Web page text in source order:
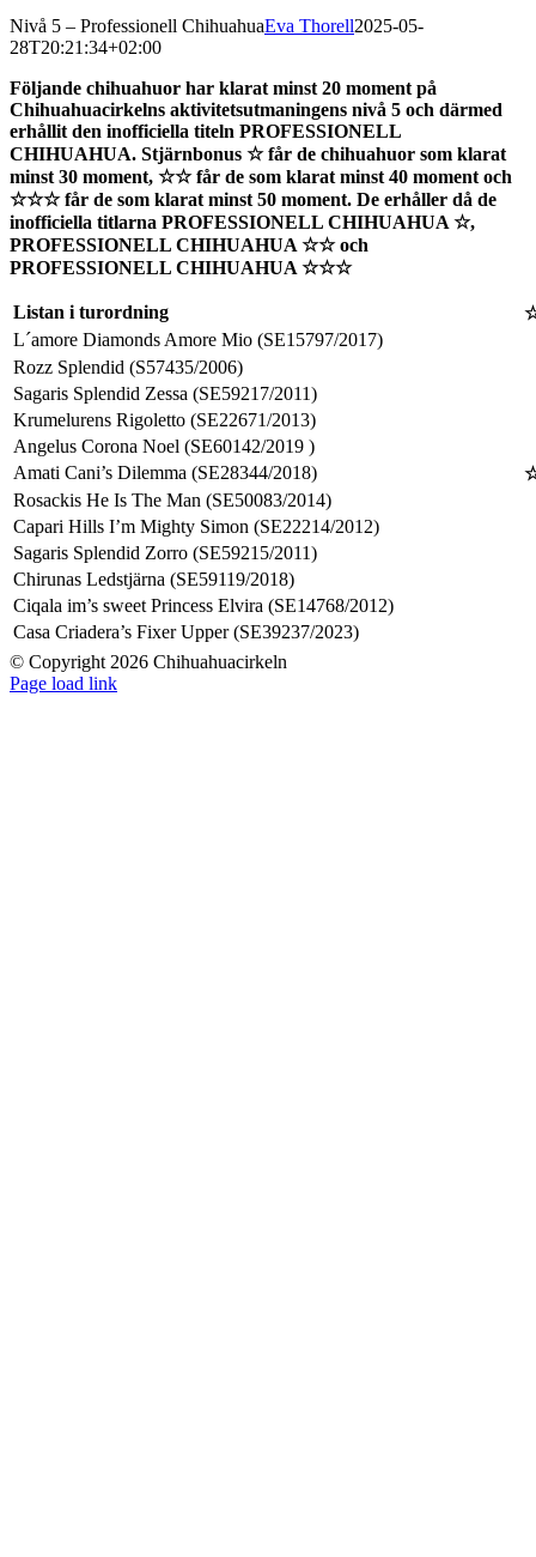
Nivå 5 – Professionell ChihuahuaEva Thorell2025-05-
28T20:21:34+02:00
Följande chihuahuor har klarat minst 20 moment på
Chihuahuacirkelns aktivitetsutmaningens nivå 5 och därmed
erhållit den inofficiella titeln PROFESSIONELL
CHIHUAHUA. Stjärnbonus ☆ får de chihuahuor som klarat
minst 30 moment, ☆☆ får de som klarat minst 40 moment och
☆☆☆ får de som klarat minst 50 moment. De erhåller då de
inofficiella titlarna PROFESSIONELL CHIHUAHUA ☆,
PROFESSIONELL CHIHUAHUA ☆☆ och
PROFESSIONELL CHIHUAHUA ☆☆☆
Listan i turordning
L´amore Diamonds Amore Mio (SE15797/2017)
Rozz Splendid (S57435/2006)
Sagaris Splendid Zessa (SE59217/2011)
Krumelurens Rigoletto (SE22671/2013)
Angelus Corona Noel (SE60142/2019 )
Amati Cani’s Dilemma (SE28344/2018)
Rosackis He Is The Man (SE50083/2014)
Capari Hills I’m Mighty Simon (SE22214/2012)
Sagaris Splendid Zorro (SE59215/2011)
Chirunas Ledstjärna (SE59119/2018)
Ciqala im’s sweet Princess Elvira (SE14768/2012)
Casa Criadera’s Fixer Upper (SE39237/2023)
© Copyright 2026 Chihuahuacirkeln
Page load link